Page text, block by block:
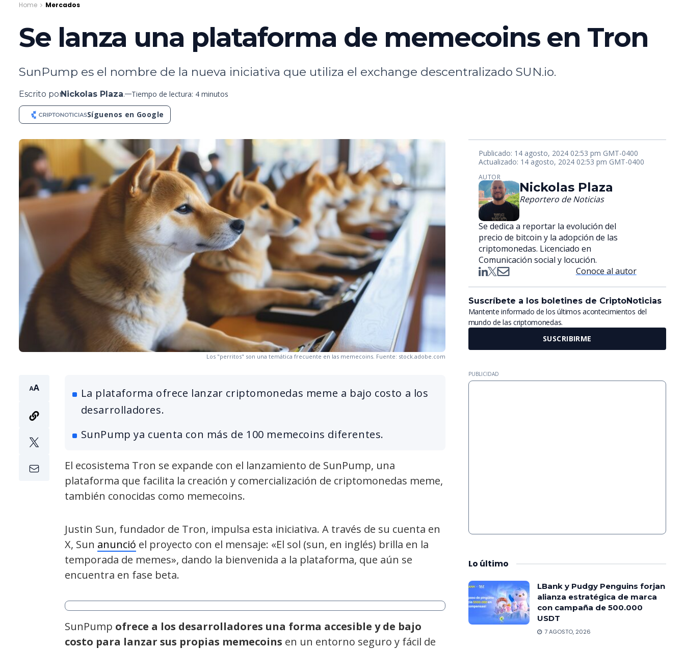
Home Mercados
Se lanza una plataforma de memecoins en Tron
SunPump es el nombre de la nueva iniciativa que utiliza el exchange descentralizado SUN.io.
Escrito porNickolas Plaza. Tiempo de lectura: 4 minutos
Síguenos en Google
Los "perritos" son una temática frecuente en las memecoins. Fuente: stock.adobe.com
La plataforma ofrece lanzar criptomonedas meme a bajo costo a los
desarrolladores.
SunPump ya cuenta con más de 100 memecoins diferentes.
El ecosistema Tron se expande con el lanzamiento de SunPump, una
plataforma que facilita la creación y comercialización de criptomonedas meme,
también conocidas como memecoins.
Justin Sun, fundador de Tron, impulsa esta iniciativa. A través de su cuenta en
X, Sun anunció el proyecto con el mensaje: «El sol (sun, en inglés) brilla en la
temporada de memes», dando la bienvenida a la plataforma, que aún se
encuentra en fase beta.
SunPump ofrece a los desarrolladores una forma accesible y de bajo
costo para lanzar sus propias memecoins en un entorno seguro y fácil de
Publicado: 14 agosto, 2024 02:53 pm GMT-0400
Actualizado: 14 agosto, 2024 02:53 pm GMT-0400
AUTOR
Nickolas Plaza
Reportero de Noticias
Se dedica a reportar la evolución del
precio de bitcoin y la adopción de las
criptomonedas. Licenciado en
Comunicación social y locución.
Conoce al autor
Suscríbete a los boletines de CriptoNoticias
Mantente informado de los últimos acontecimientos del
mundo de las criptomonedas.
SUSCRIBIRME
PUBLICIDAD
Lo último
LBank y Pudgy Penguins forjan
alianza estratégica de marca
con campaña de 500.000
USDT
7 AGOSTO, 2026